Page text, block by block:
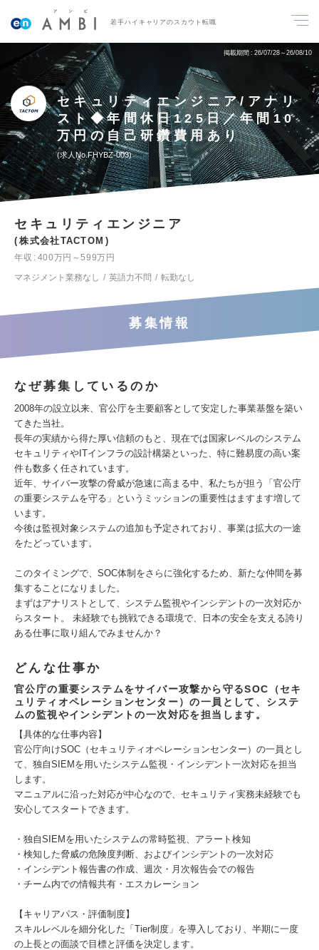
若手ハイキャリアのスカウト転職
掲載期間 26/07/28～26/08/10
セキュリティエンジニア/アナリ
スト◆年間休日125日／年間10
万円の自己研鑽費用あり
求人No.FHYBZ-003
セキュリティエンジニア
株式会社TACTOM
年収
400万円～599万円
マネジメント業務なし
英語力不問 転勤なし
募集情報
なぜ募集しているのか
2008年の設立以来、官公庁を主要顧客として安定した事業基盤を築い
てきた当社。
長年の実績から得た厚い信頼のもと、現在では国家レベルのシステム
セキュリティやITインフラの設計構築といった、特に難易度の高い案
件も数多く任されています。
近年、サイバー攻撃の脅威が急速に高まる中、私たちが担う「官公庁
の重要システムを守る」というミッションの重要性はますます増して
います。
今後は監視対象システムの追加も予定されており、事業は拡大の一途
をたどっています。
このタイミングで、SOC体制をさらに強化するため、新たな仲間を募
集することになりました。
まずはアナリストとして、システム監視やインシデントの一次対応か
らスタート。 未経験でも挑戦できる環境で、日本の安全を支える誇り
ある仕事に取り組んでみませんか？
どんな仕事か
官公庁の重要システムをサイバー攻撃から守るSOC（セキ
ュリティオペレーションセンター）の一員として、システ
ムの監視やインシデントの一次対応を担当します。
【具体的な仕事内容】
官公庁向けSOC（セキュリティオペレーションセンター）の一員とし
て、独自SIEMを用いたシステム監視・インシデント一次対応を担当
します。
マニュアルに沿った対応が中心なので、セキュリティ実務未経験でも
安心してスタートできます。
・独自SIEMを用いたシステムの常時監視、アラート検知
・検知した脅威の危険度判断、およびインシデントの一次対応
・インシデント報告書の作成、週次・月次報告会での報告
・チーム内での情報共有・エスカレーション
【キャリアパス・評価制度】
スキルレベルを細分化した「Tier制度」を導入しており、半期に一度
の上長との面談で目標と評価を決定します。